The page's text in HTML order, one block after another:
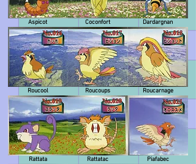
Aspicot
Roucool
Rattata
Coconfort
Roucoups
Rattatac
Dardargnan
Roucarnage
Piafabec